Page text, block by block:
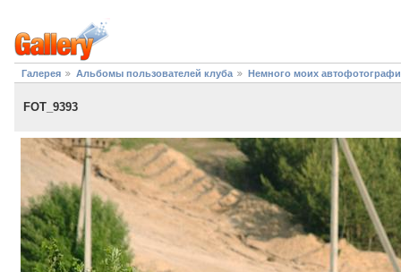
Галерея Альбомы пользователей клуба Немного моих
FOT_9393